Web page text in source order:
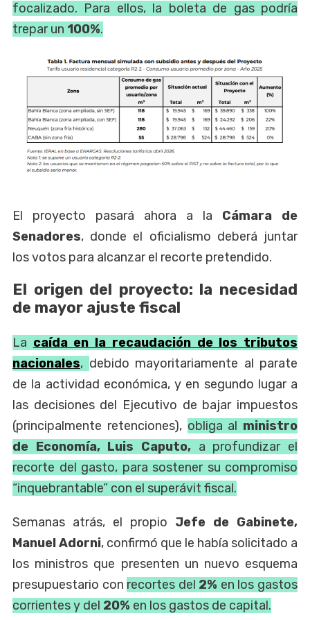
focalizado. Para ellos, la boleta de gas podría
trepar un 100%.
El proyecto pasará ahora a la Cámara de
Senadores, donde el oficialismo deberá juntar
los votos para alcanzar el recorte pretendido.
El origen del proyecto: la necesidad
de mayor ajuste fiscal
La caída en la recaudación de los tributos
nacionales, debido mayoritariamente al parate
de la actividad económica, y en segundo lugar a
las decisiones del Ejecutivo de bajar impuestos
(principalmente retenciones), obliga al ministro
de Economía, Luis Caputo, a profundizar el
recorte del gasto, para sostener su compromiso
“inquebrantable” con el superávit fiscal.
Semanas atrás, el propio Jefe de Gabinete,
Manuel Adorni, confirmó que le había solicitado a
los ministros que presenten un nuevo esquema
presupuestario con recortes del 2% en los gastos
corrientes y del 20% en los gastos de capital.